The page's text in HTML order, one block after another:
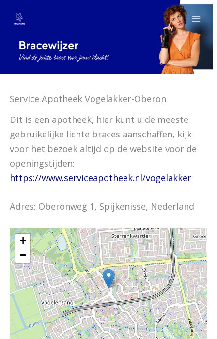
naar
inhoud
Service Apotheek Vogelakker-Oberon
Dit is een apotheek, hier kunt u de meeste
gebruikelijke lichte braces aanschaffen, kijk
voor het bezoek altijd op de website voor de
openingstijden:
https://www.serviceapotheek.nl/vogelakker
Adres: Oberonweg 1, Spijkenisse, Nederland
+
−